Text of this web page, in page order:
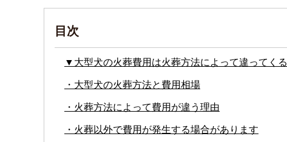
目次
▼大型犬の火葬費用は火葬方法によって違ってくる
・大型犬の火葬方法と費用相場
・火葬方法によって費用が違う理由
・火葬以外で費用が発生する場合があります